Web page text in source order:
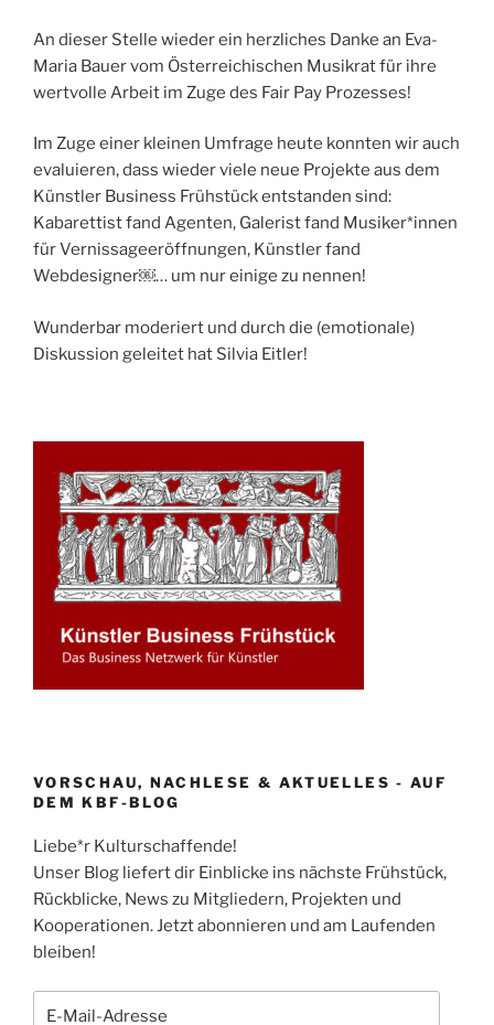
An dieser Stelle wieder ein herzliches Danke an Eva-
Maria Bauer vom Österreichischen Musikrat für ihre
wertvolle Arbeit im Zuge des Fair Pay Prozesses!
Im Zuge einer kleinen Umfrage heute konnten wir auch
evaluieren, dass wieder viele neue Projekte aus dem
Künstler Business Frühstück entstanden sind:
Kabarettist fand Agenten, Galerist fand Musiker*innen
für Vernissageeröffnungen, Künstler fand
Webdesigner￼… um nur einige zu nennen!
Wunderbar moderiert und durch die (emotionale)
Diskussion geleitet hat Silvia Eitler!
VORSCHAU, NACHLESE & AKTUELLES - AUF
DEM KBF-BLOG
Liebe*r Kulturschaffende!
Unser Blog liefert dir Einblicke ins nächste Frühstück,
Rückblicke, News zu Mitgliedern, Projekten und
Kooperationen. Jetzt abonnieren und am Laufenden
bleiben!